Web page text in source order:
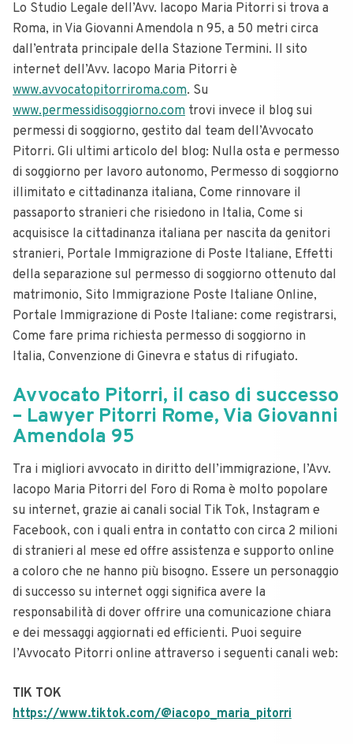
Lo Studio Legale dell’Avv. Iacopo Maria Pitorri si trova a
Roma, in Via Giovanni Amendola n 95, a 50 metri circa
dall’entrata principale della Stazione Termini. Il sito
internet dell’Avv. Iacopo Maria Pitorri è
www.avvocatopitorriroma.com. Su
www.permessidisoggiorno.com trovi invece il blog sui
permessi di soggiorno, gestito dal team dell’Avvocato
Pitorri. Gli ultimi articolo del blog: Nulla osta e permesso
di soggiorno per lavoro autonomo, Permesso di soggiorno
illimitato e cittadinanza italiana, Come rinnovare il
passaporto stranieri che risiedono in Italia, Come si
acquisisce la cittadinanza italiana per nascita da genitori
stranieri, Portale Immigrazione di Poste Italiane, Effetti
della separazione sul permesso di soggiorno ottenuto dal
matrimonio, Sito Immigrazione Poste Italiane Online,
Portale Immigrazione di Poste Italiane: come registrarsi,
Come fare prima richiesta permesso di soggiorno in
Italia, Convenzione di Ginevra e status di rifugiato.
Avvocato Pitorri, il caso di successo
– Lawyer Pitorri Rome, Via Giovanni
Amendola 95
Tra i migliori avvocato in diritto dell’immigrazione, l’Avv.
Iacopo Maria Pitorri del Foro di Roma è molto popolare
su internet, grazie ai canali social Tik Tok, Instagram e
Facebook, con i quali entra in contatto con circa 2 milioni
di stranieri al mese ed offre assistenza e supporto online
a coloro che ne hanno più bisogno. Essere un personaggio
di successo su internet oggi significa avere la
responsabilità di dover offrire una comunicazione chiara
e dei messaggi aggiornati ed efficienti. Puoi seguire
l’Avvocato Pitorri online attraverso i seguenti canali web:
TIK TOK
https://www.tiktok.com/@iacopo_maria_pitorri